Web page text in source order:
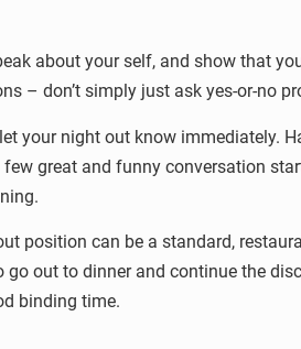
about your self, and show that
– don’t simply just ask yes-or-no
your night out know immediately.
great and funny conversation
position can be a standard,
go out to dinner and continue the
binding time.